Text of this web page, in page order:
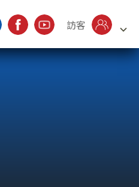
訪客